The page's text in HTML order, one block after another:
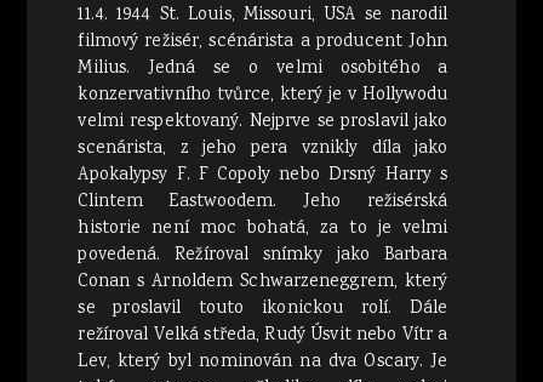
11.4. 1944 St. Louis, Missouri, USA se narodil
filmový režisér, scénárista a producent John
Milius. Jedná se o velmi osobitého a
konzervativního tvůrce, který je v Hollywodu
velmi respektovaný. Nejprve se proslavil jako
scenárista, z jeho pera vznikly díla jako
Apokalypsy F. F Copoly nebo Drsný Harry s
Clintem Eastwoodem. Jeho režisérská
historie není moc bohatá, za to je velmi
povedená. Režíroval snímky jako Barbara
Conan s Arnoldem Schwarzeneggrem, který
se proslavil touto ikonickou rolí. Dále
režíroval Velká středa, Rudý Úsvit nebo Vítr a
Lev, který byl nominován na dva Oscary. Je